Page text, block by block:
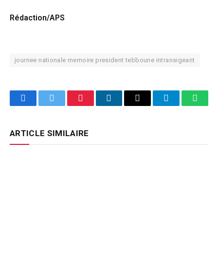
Rédaction/APS
journee nationale memoire president tebboune intransigeant
FacebookTwitter PinterestLinkedInEmail Telegram
ARTICLE SIMILAIRE